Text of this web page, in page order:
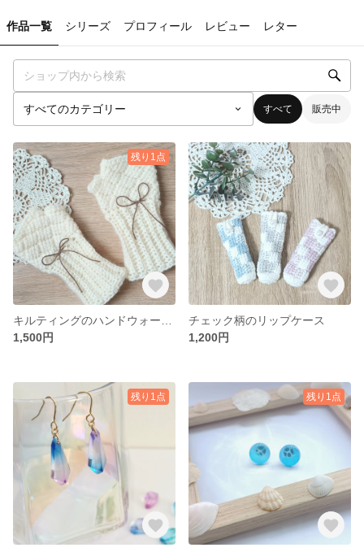
作品一覧 シリーズ プロフィール レビュー レター
すべて 販売中
残り1点
1,500円
チェック柄のリップケース
1,200円
残り1点 残り1点